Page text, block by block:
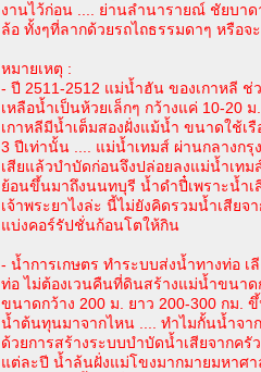
งานไว้ก่อน .... ย่านลำนารายณ์ ชัยบา
ล้อ ทั้งๆที่ลากด้วยรถไถธรรมดาๆ หรือจ
หมายเหตุ :
- ปี 2511-2512 แม่น้ำฮัน ของเกาหลี ช่
เหลือน้ำเป็นห้วยเล็กๆ กว้างแค่ 10-20
เกาหลีมีน้ำเต็มสองฝั่งแม้น้ำ ขนาดใช้เ
3 ปีเท่านั้น .... แม่น้ำเทมส์ ผ่านกลางก
เสียแล้วบำบัดก่อนจึงปล่อยลงแม่น้ำเท
ย้อนขึ้นมาถึงนนทบุรี น้ำดำปี๋เพราะน้ำ
เจ้าพระยาไงล่ะ นี้ไม่ยังคิดรวมน้ำเสีย
แบ่งคอร์รัปชั่นก้อนโตให้กิน
- น้ำการเกษตร ทำระบบส่งน้ำทางท่อ
ท่อ ไม่ต้องเวนคืนที่ดินสร้างแม่น้ำขนา
ขนาดกว้าง 200 ม. ยาว 200-300 กม.
น้ำต้นทุนมาจากไหน .... ทำไมกั้นน้ำจาก
ด้วยการสร้างระบบบำบัดน้ำเสียจากค
แต่ละปี น้ำล้นฝั่งแม่โขงมากมายมหาศ